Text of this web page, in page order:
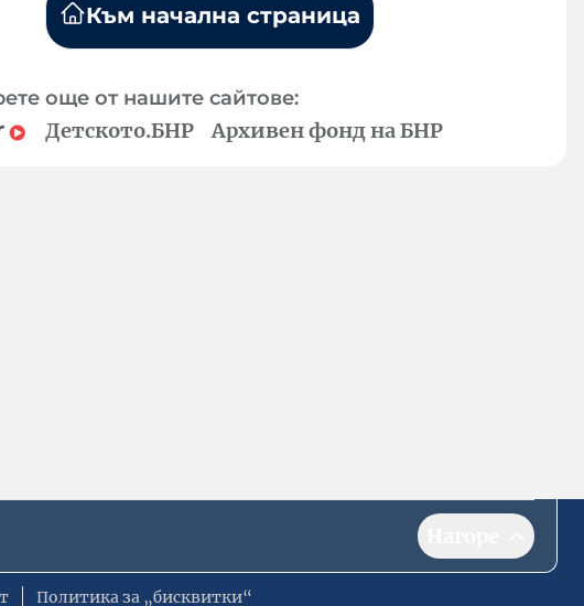
Към начална страница
още от нашите сайтове:
Детското.БНР Архивен фонд на БНР
Политика за „бисквитки“